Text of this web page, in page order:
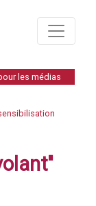
les médias